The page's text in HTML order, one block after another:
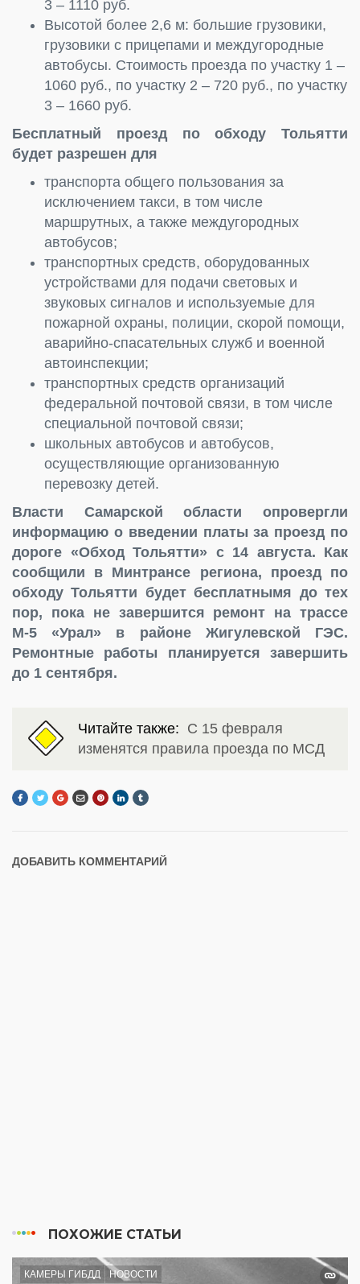
3 – 1110 руб.
Высотой более 2,6 м: большие грузовики,
грузовики с прицепами и междугородные
автобусы. Стоимость проезда по участку 1 –
1060 руб., по участку 2 – 720 руб., по участку
3 – 1660 руб.
Бесплатный проезд по обходу Тольятти
будет разрешен для
транспорта общего пользования за
исключением такси, в том числе
маршрутных, а также междугородных
автобусов;
транспортных средств, оборудованных
устройствами для подачи световых и
звуковых сигналов и используемые для
пожарной охраны, полиции, скорой помощи,
аварийно-спасательных служб и военной
автоинспекции;
транспортных средств организаций
федеральной почтовой связи, в том числе
специальной почтовой связи;
школьных автобусов и автобусов,
осуществляющие организованную
перевозку детей.
Власти Самарской области опровергли
информацию о введении платы за проезд по
дороге «Обход Тольятти» с 14 августа. Как
сообщили в Минтрансе региона, проезд по
обходу Тольятти будет бесплатнымя до тех
пор, пока не завершится ремонт на трассе
М-5 «Урал» в районе Жигулевской ГЭС.
Ремонтные работы планируется завершить
до 1 сентября.
Читайте также: С 15 февраля
изменятся правила проезда по МСД
ДОБАВИТЬ КОММЕНТАРИЙ
ПОХОЖИЕ СТАТЬИ
КАМЕРЫ ГИБДД НОВОСТИ